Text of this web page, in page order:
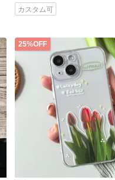
カスタム可
25%OFF